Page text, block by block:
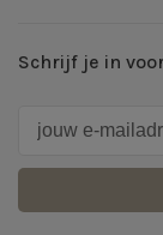
Schrijf je in